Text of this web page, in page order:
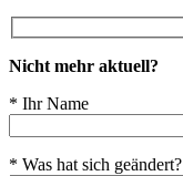
Nicht mehr aktuell?
* Ihr Name
* Was hat sich geändert?